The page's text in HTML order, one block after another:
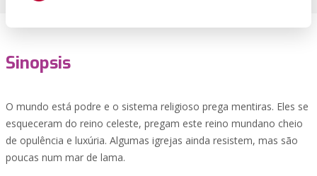
Sinopsis
O mundo está podre e o sistema religioso prega mentiras. Eles se
esqueceram do reino celeste, pregam este reino mundano cheio
de opulência e luxúria. Algumas igrejas ainda resistem, mas são
poucas num mar de lama.